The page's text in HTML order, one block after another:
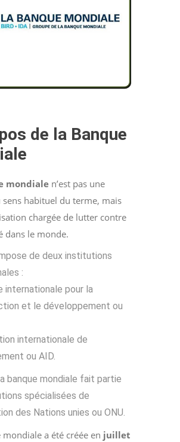
de la Banque
mondiale n’est pas une
sens habituel du terme, mais
chargée de lutter contre
dans le monde.
de deux institutions
:
internationale pour la
et le développement ou
internationale de
ou AID.
banque mondiale fait partie
spécialisées de
des Nations unies ou ONU.
mondiale a été créée en juillet